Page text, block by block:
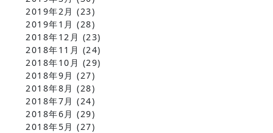
2019年2月 (23)
2019年1月 (28)
2018年12月 (23)
2018年11月 (24)
2018年10月 (29)
2018年9月 (27)
2018年8月 (28)
2018年7月 (24)
2018年6月 (29)
2018年5月 (27)